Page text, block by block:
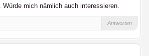
Würde mich nämlich auch interessieren.
Antworten